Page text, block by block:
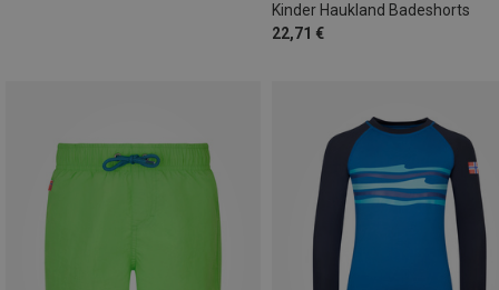
Kinder Haukland Badeshorts
22,71 €